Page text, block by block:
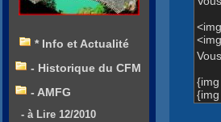
* Info et Actualité
- Historique du CFM
- AMFG
- à Lire 12/2010